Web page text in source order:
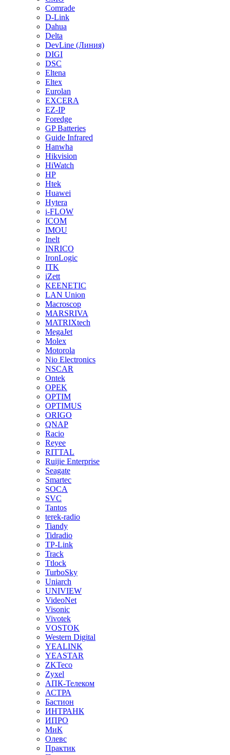
Comrade
D-Link
Dahua
Delta
DevLine (Линия)
DIGI
DSC
Eltena
Eltex
Eurolan
EXCERA
EZ-IP
Foredge
GP Batteries
Guide Infrared
Hanwha
Hikvision
HiWatch
HP
Htek
Huawei
Hytera
i-FLOW
ICOM
IMOU
Inelt
INRICO
IronLogic
ITK
iZett
KEENETIC
LAN Union
Macroscop
MARSRIVA
MATRIXtech
MegaJet
Molex
Motorola
Nio Electronics
NSCAR
Ontek
OPEK
OPTIM
OPTIMUS
ORIGO
QNAP
Racio
Reyee
RITTAL
Ruijie Enterprise
Seagate
Smartec
SOCA
SVC
Tantos
terek-radio
Tiandy
Tidradio
TP-Link
Track
Ttlock
TurboSky
Uniarch
UNIVIEW
VideoNet
Visonic
Vivotek
VOSTOK
Western Digital
YEALINK
YEASTAR
ZKTeco
Zyxel
АПК-Телеком
АСТРА
Бастион
ИНТРАНК
ИПРО
МиК
Олевс
Практик